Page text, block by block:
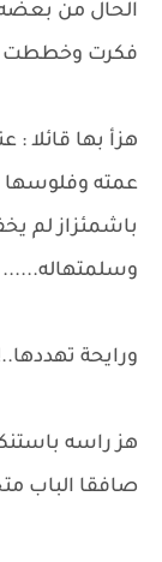
الحال من
فكرت وخططت
هزأ بها قائلا
عمته وفلوسها
باشمئزاز لم
وسلمتهاله......
ورايحة
هز راسه
صافقا الباب